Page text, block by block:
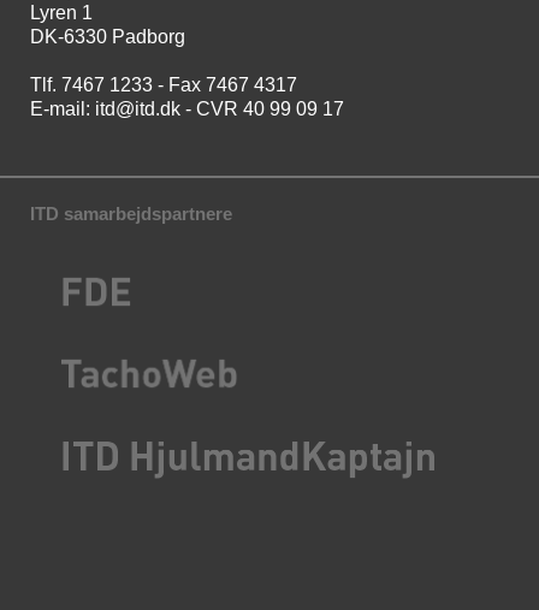
Lyren 1
DK-6330 Padborg
Tlf. 7467 1233 - Fax 7467 4317
E-mail: itd@itd.dk - CVR 40 99 09 17
ITD samarbejdspartnere